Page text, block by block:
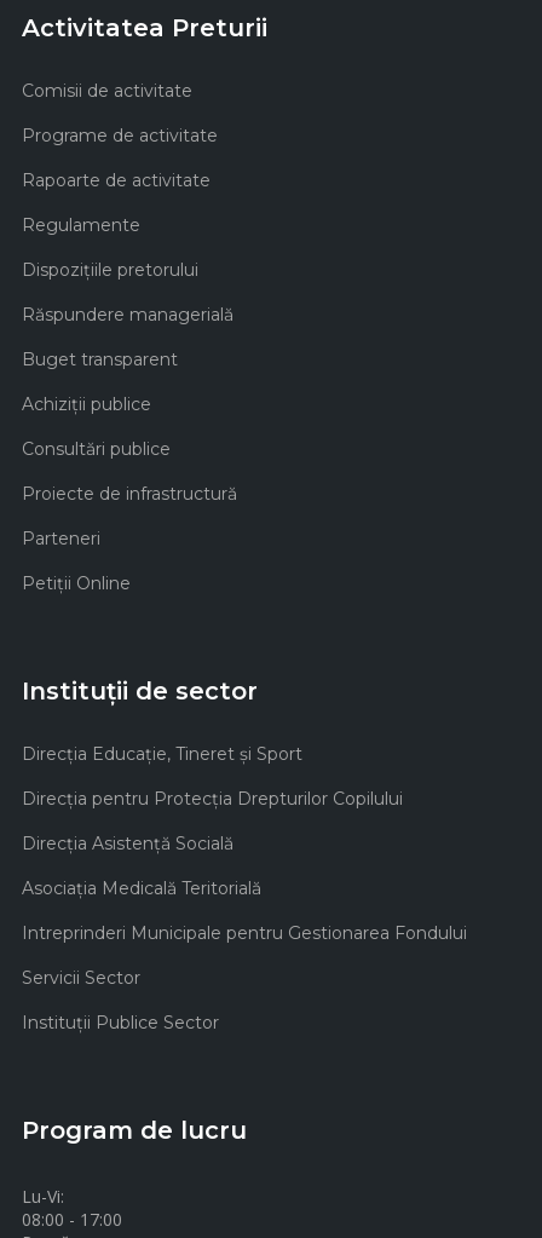
Activitatea Preturii
Comisii de activitate
Programe de activitate
Rapoarte de activitate
Regulamente
Dispozițiile pretorului
Răspundere managerială
Buget transparent
Achiziţii publice
Consultări publice
Proiecte de infrastructură
Parteneri
Petiții Online
Instituții de sector
Direcţia Educaţie, Tineret şi Sport
Direcţia pentru Protecţia Drepturilor Copilului
Direcţia Asistenţă Socială
Asociaţia Medicală Teritorială
Intreprinderi Municipale pentru Gestionarea Fondului
Servicii Sector
Instituţii Publice Sector
Program de lucru
Lu-Vi:
08:00 - 17:00